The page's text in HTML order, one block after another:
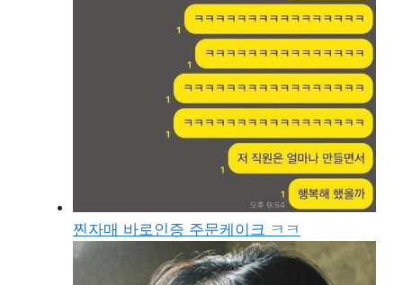
찐자매 바로인증 주문케이크 ㅋㅋ